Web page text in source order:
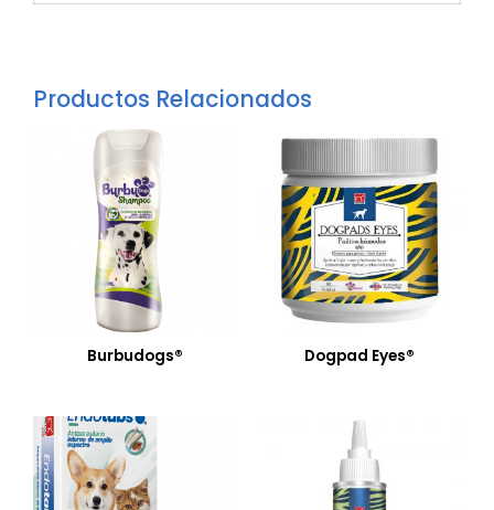
Productos Relacionados
Burbudogs® Dogpad Eyes®